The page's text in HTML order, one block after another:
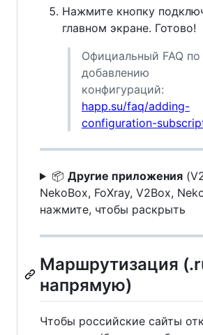
Нажмите кнопку
главном экране. Готово!
Официальный FAQ по
добавлению
конфигураций:
happ.su/faq/adding-
configuration-
📦 Другие приложения
NekoBox, FoXray, V2Box,
нажмите, чтобы раскрыть
Маршрутизация
напрямую)
Чтобы российские сайты